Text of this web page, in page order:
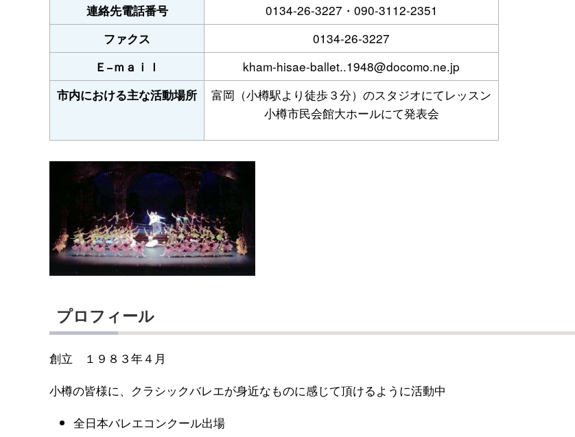
連絡先電話番号 0134-26-3227・090-3112-2351
ファクス 0134-26-3227
Ｅ−ｍａｉｌ kham-hisae-ballet..1948@docomo.ne.jp
市内における主な活動場所
富岡（小樽駅より徒歩３分）のスタジオにてレッスン
小樽市民会館大ホールにて発表会
プロフィール
創立 １９８３年４月
小樽の皆様に、クラシックバレエが身近なものに感じて頂けるように活動中
全日本バレエコンクール出場